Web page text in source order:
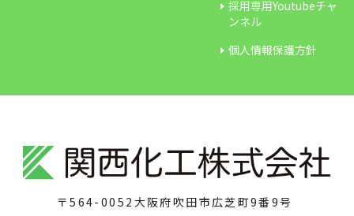
採用専用Youtubeチャ
ンネル
個人情報保護方針
〒564-0052 大阪府吹田市広芝町9番9号